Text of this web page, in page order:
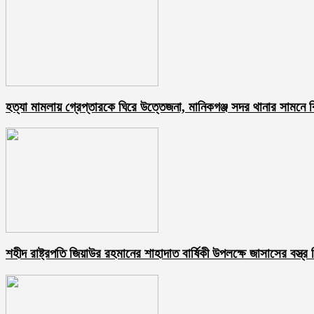
হত্যা মামলায় গ্রেপ্তারকে ঘিরে উত্তেজনা, মানিকগঞ্জ সদর থানার সামনে
শহীদ রাষ্ট্রপতি জিয়াউর রহমানের শাহাদাত বার্ষিকী উপলক্ষে জাসাসের